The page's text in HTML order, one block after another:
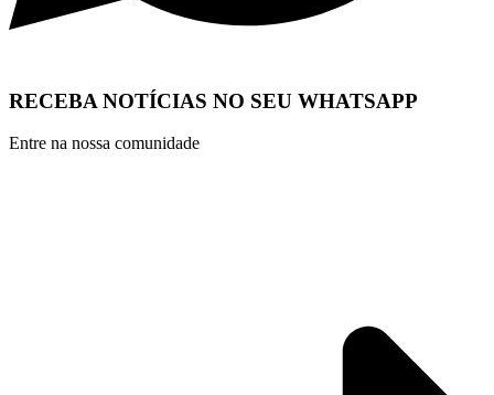
RECEBA NOTÍCIAS NO SEU WHATSAPP
Entre na nossa comunidade